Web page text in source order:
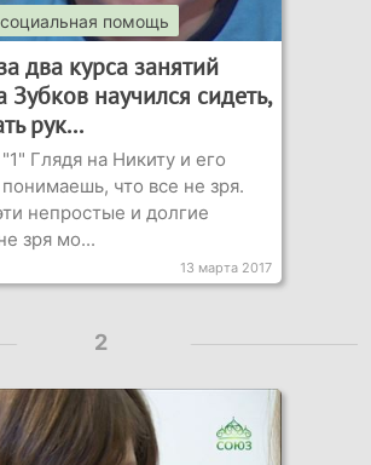
помощь
два курса занятий
Зубков научился сидеть,
рук...
Глядя на Никиту и его
что все не зря.
непростые и долгие
зря мо...
13 марта 2017
2